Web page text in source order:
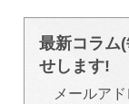
最新コラム
せします!
メールア